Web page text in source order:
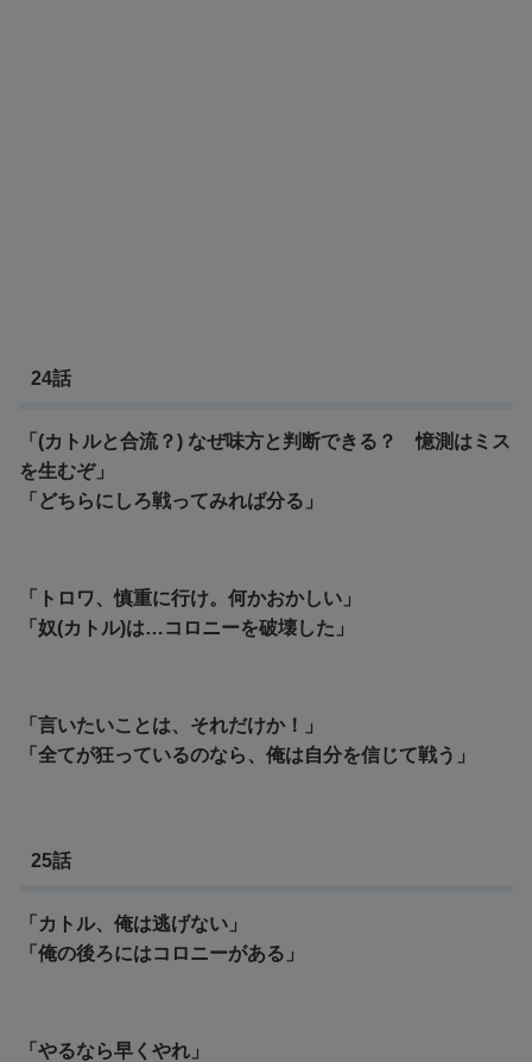
24話
「(カトルと合流？) なぜ味方と判断できる？ 憶測はミス
を生むぞ」
「どちらにしろ戦ってみれば分る」
「トロワ、慎重に行け。何かおかしい」
「 奴(カトル)は…コロニーを破壊した」
「言いたいことは、それだけか！」
「全てが狂っているのなら、俺は自分を信じて戦う」
25話
「カトル、俺は逃げない」
「俺の後ろにはコロニーがある」
「やるなら早くやれ」